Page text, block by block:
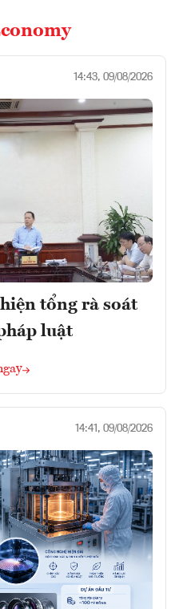
14:43, 09/08/2026
tổng rà soát
luật
14:41, 09/08/2026